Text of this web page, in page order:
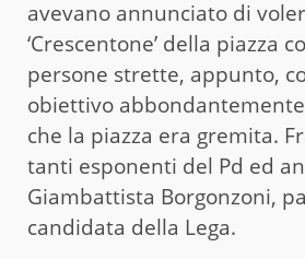
avevano annunciato di
‘Crescentone’ della piazza
persone strette, appunto,
obiettivo
che la piazza era gremita.
tanti esponenti del Pd ed
Giambattista Borgonzoni,
candidata della Lega.